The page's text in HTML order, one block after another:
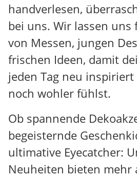
handverlesen,
bei uns. Wir lassen
von Messen, jungen
frischen Ideen, damit
jeden Tag neu
noch wohler fühlst.
Ob spannende
begeisternde
ultimative Eyecatcher:
Neuheiten bieten mehr